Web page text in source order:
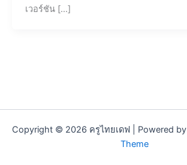
เวอร์ชัน […]
Copyright © 2026 ครูไทยเดฟ | Powered by
Theme